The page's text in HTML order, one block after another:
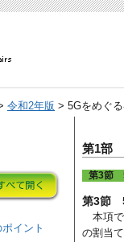
令和2年版 > 5Gをめぐ
第1部
第3節
第3節
本項
の割当
イント